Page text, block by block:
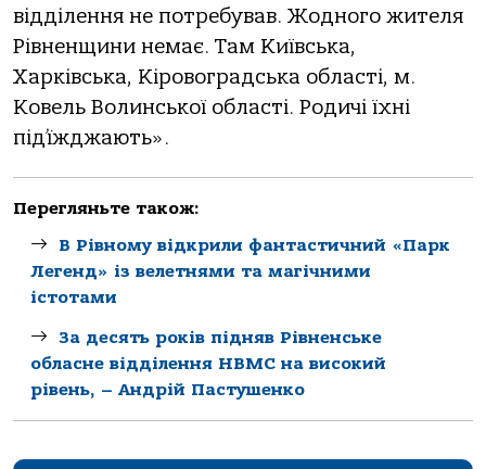
відділення не потребував. Жодного жителя
Рівненщини немає. Там Київська,
Харківська, Кіровоградська області, м.
Ковель Волинської області. Родичі їхні
під’їжджають».
Перегляньте також:
В Рівному відкрили фантастичний «Парк
Легенд» із велетнями та магічними
істотами
За десять років підняв Рівненське
обласне відділення НВМС на високий
рівень, – Андрій Пастушенко